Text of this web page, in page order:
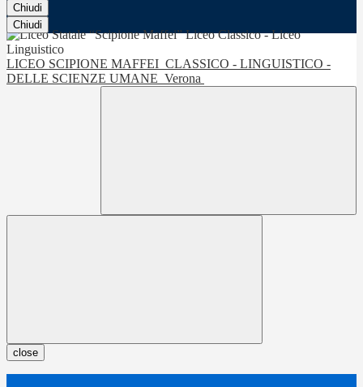
Chiudi
Chiudi
LICEO SCIPIONE MAFFEI CLASSICO - LINGUISTICO -
DELLE SCIENZE UMANE Verona
close